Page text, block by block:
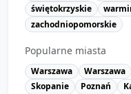
świętokrzyskie
zachodniopomorskie
Popularne miasta
Warszawa Warszawa
Skopanie
Poznań